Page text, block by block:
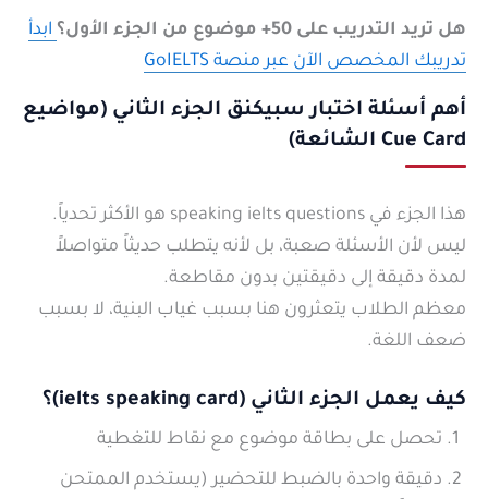
هل تريد التدريب على 50+ موضوع من الجزء الأول؟
ابدأ
تدريبك المخصص الآن عبر منصة GoIELTS
أهم أسئلة اختبار سبيكنق الجزء الثاني (مواضيع
Cue Card الشائعة)
هذا الجزء في speaking ielts questions هو الأكثر تحدياً.
ليس لأن الأسئلة صعبة، بل لأنه يتطلب حديثاً متواصلاً
لمدة دقيقة إلى دقيقتين بدون مقاطعة.
معظم الطلاب يتعثرون هنا بسبب غياب البنية، لا بسبب
ضعف اللغة.
كيف يعمل الجزء الثاني (ielts speaking card)؟
تحصل على بطاقة موضوع مع نقاط للتغطية
دقيقة واحدة بالضبط للتحضير (يستخدم الممتحن